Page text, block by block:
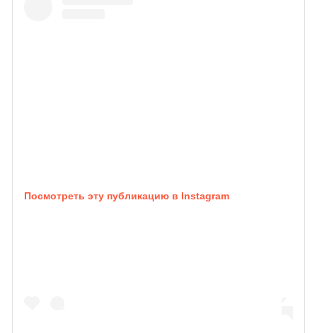
Посмотреть эту публикацию в Instagram